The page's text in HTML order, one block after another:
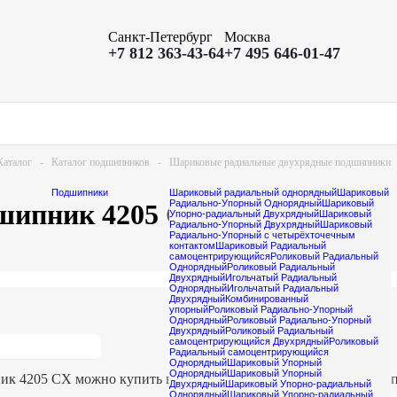
Санкт-Петербург
+7 812 363-43-64
Москва
+7 495 646-01-47
Каталог - Каталог подшипников
Подшипники
- Шариковые радиальные двухрядные подшипники
Шариковый радиальный однорядныйШариковый
Радиально-Упорный ОднорядныйШариковый
Упорно-радиальный ДвухрядныйШариковый
Радиально-Упорный ДвухрядныйШариковый
Радиально-Упорный с четырёхточечным
контактомШариковый Радиальный
самоцентрирующийсяРоликовый Радиальный
ОднорядныйРоликовый Радиальный
ДвухрядныйИгольчатый Радиальный
ОднорядныйИгольчатый Радиальный
ДвухрядныйКомбинированный
упорныйРоликовый Радиально-Упорный
ОднорядныйРоликовый Радиально-Упорный
ДвухрядныйРоликовый Радиальный
самоцентрирующийся ДвухрядныйРоликовый
Радиальный самоцентрирующийся
ОднорядныйШариковый Упорный
ОднорядныйШариковый Упорный
ДвухрядныйШариковый Упорно-радиальный
ОднорядныйШариковый Упорно-радиальный
4205 CX
4205 CX можно купить в каталоге магазина Подшипник-Шоп